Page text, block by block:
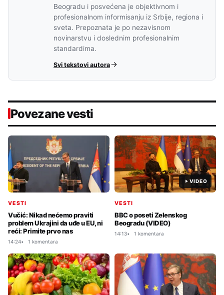
Beogradu i posvećena je objektivnom i
profesionalnom informisanju iz Srbije, regiona i
sveta. Prepoznata je po nezavisnom
novinarstvu i doslednim profesionalnim
standardima.
Svi tekstovi autora
Povezane vesti
VESTI
Vučić: Nikad nećemo praviti
problem Ukrajini da uđe u EU, ni
reći: Primite prvo nas
14:24 1 komentara
VIDEO
VESTI
BBC o poseti Zelenskog
Beogradu (VIDEO)
14:13 1 komentara